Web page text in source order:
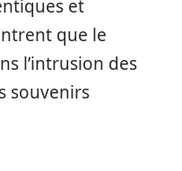
et
que le
l’intrusion des
souvenirs